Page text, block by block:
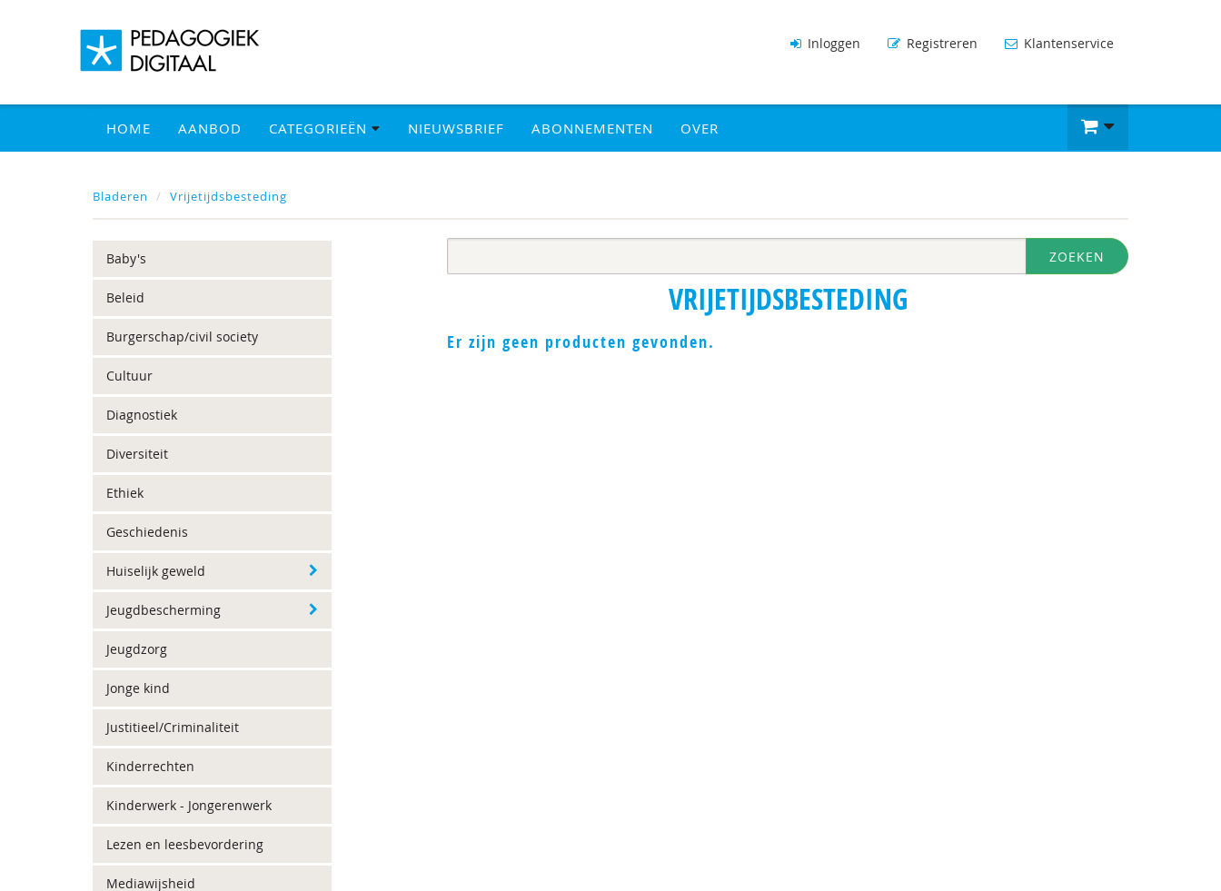
Inloggen Registreren Klantenservice
HOME AANBOD CATEGORIEËN NIEUWSBRIEF ABONNEMENTEN OVER
Bladeren Vrijetijdsbesteding
Baby's
Beleid
Burgerschap/civil society
Cultuur
Diagnostiek
Diversiteit
Ethiek
Geschiedenis
Huiselijk geweld
Jeugdbescherming
Jeugdzorg
Jonge kind
Justitieel/Criminaliteit
Kinderrechten
Kinderwerk - Jongerenwerk
Lezen en leesbevordering
Mediawijsheid
ZOEKEN
VRIJETIJDSBESTEDING
Er zijn geen producten gevonden.